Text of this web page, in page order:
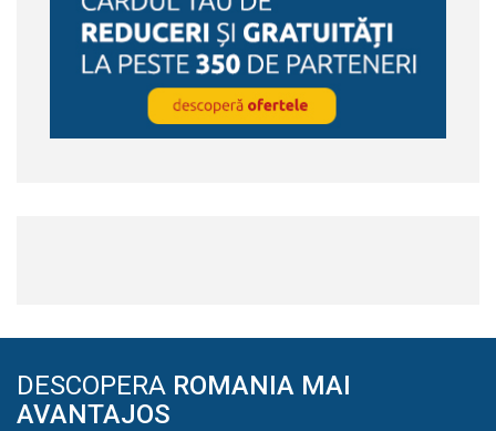
DESCOPERA ROMANIA MAI
AVANTAJOS